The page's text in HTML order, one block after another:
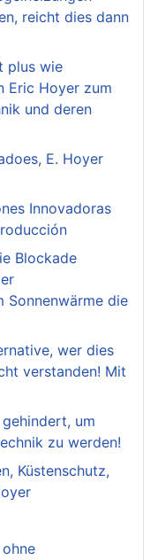
reicht dies dann
plus wie
Eric Hoyer zum
und deren
E. Hoyer
Innovadoras
Blockade
Sonnenwärme die
wer dies
verstanden! Mit
um
zu werden!
Küstenschutz,